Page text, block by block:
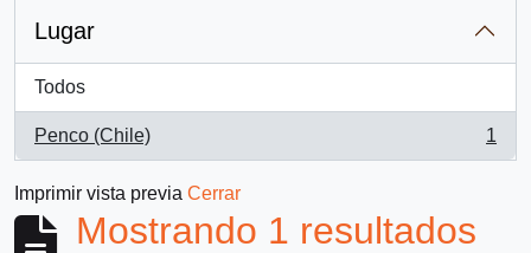
Lugar
Todos
Penco (Chile)
, 1 resultados
1
Imprimir vista previa Cerrar
Mostrando 1 resultados